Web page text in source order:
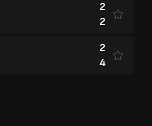
2
2
2
4